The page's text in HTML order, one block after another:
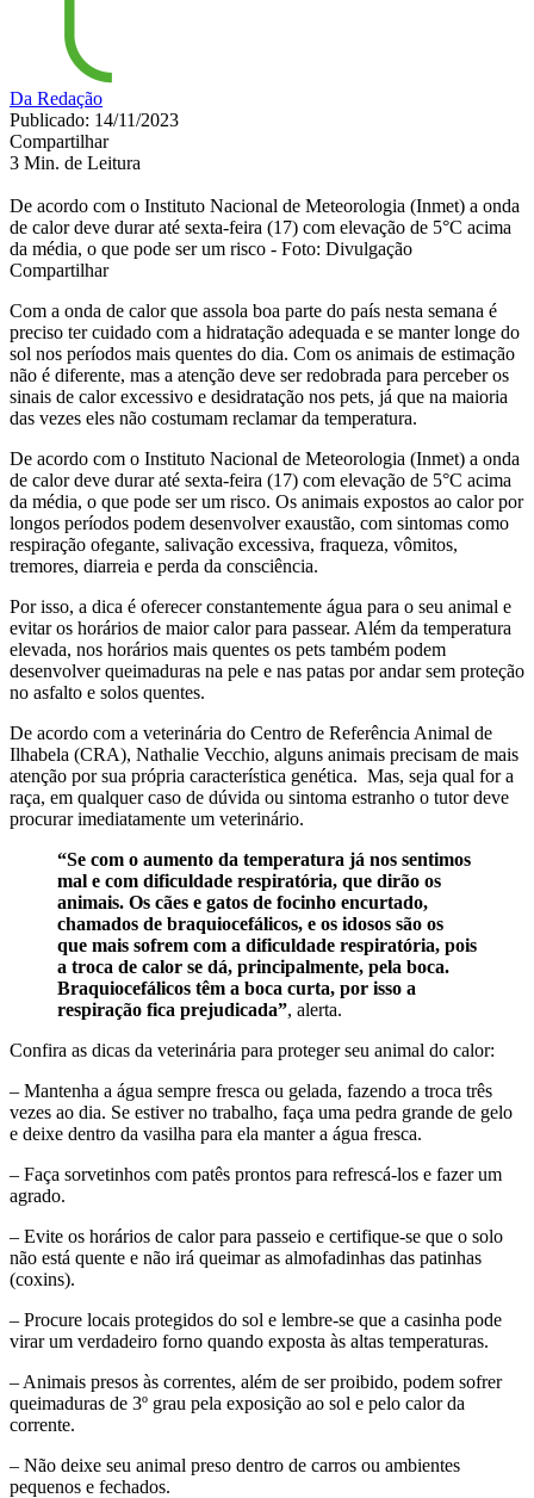
Da Redação
Publicado: 14/11/2023
Compartilhar
3 Min. de Leitura
De acordo com o Instituto Nacional de Meteorologia (Inmet) a onda
de calor deve durar até sexta-feira (17) com elevação de 5°C acima
da média, o que pode ser um risco - Foto: Divulgação
Compartilhar
Com a onda de calor que assola boa parte do país nesta semana é
preciso ter cuidado com a hidratação adequada e se manter longe do
sol nos períodos mais quentes do dia. Com os animais de estimação
não é diferente, mas a atenção deve ser redobrada para perceber os
sinais de calor excessivo e desidratação nos pets, já que na maioria
das vezes eles não costumam reclamar da temperatura.
De acordo com o Instituto Nacional de Meteorologia (Inmet) a onda
de calor deve durar até sexta-feira (17) com elevação de 5°C acima
da média, o que pode ser um risco. Os animais expostos ao calor por
longos períodos podem desenvolver exaustão, com sintomas como
respiração ofegante, salivação excessiva, fraqueza, vômitos,
tremores, diarreia e perda da consciência.
Por isso, a dica é oferecer constantemente água para o seu animal e
evitar os horários de maior calor para passear. Além da temperatura
elevada, nos horários mais quentes os pets também podem
desenvolver queimaduras na pele e nas patas por andar sem proteção
no asfalto e solos quentes.
De acordo com a veterinária do Centro de Referência Animal de
Ilhabela (CRA), Nathalie Vecchio, alguns animais precisam de mais
atenção por sua própria característica genética. Mas, seja qual for a
raça, em qualquer caso de dúvida ou sintoma estranho o tutor deve
procurar imediatamente um veterinário.
“Se com o aumento da temperatura já nos sentimos
mal e com dificuldade respiratória, que dirão os
animais. Os cães e gatos de focinho encurtado,
chamados de braquiocefálicos, e os idosos são os
que mais sofrem com a dificuldade respiratória, pois
a troca de calor se dá, principalmente, pela boca.
Braquiocefálicos têm a boca curta, por isso a
respiração fica prejudicada”, alerta.
Confira as dicas da veterinária para proteger seu animal do calor:
– Mantenha a água sempre fresca ou gelada, fazendo a troca três
vezes ao dia. Se estiver no trabalho, faça uma pedra grande de gelo
e deixe dentro da vasilha para ela manter a água fresca.
– Faça sorvetinhos com patês prontos para refrescá-los e fazer um
agrado.
– Evite os horários de calor para passeio e certifique-se que o solo
não está quente e não irá queimar as almofadinhas das patinhas
(coxins).
– Procure locais protegidos do sol e lembre-se que a casinha pode
virar um verdadeiro forno quando exposta às altas temperaturas.
– Animais presos às correntes, além de ser proibido, podem sofrer
queimaduras de 3º grau pela exposição ao sol e pelo calor da
corrente.
– Não deixe seu animal preso dentro de carros ou ambientes
pequenos e fechados.